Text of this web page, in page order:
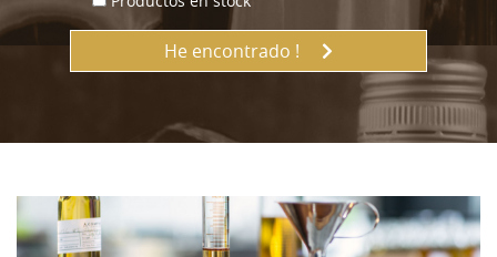
He encontrado !